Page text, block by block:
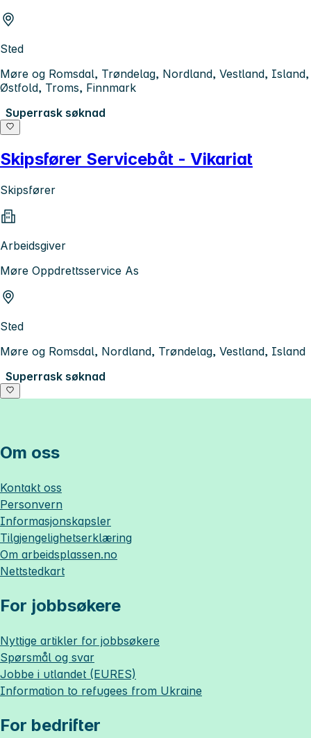
Sted
Møre og Romsdal, Trøndelag, Nordland, Vestland, Island,
Østfold, Troms, Finnmark
Superrask søknad
Skipsfører Servicebåt - Vikariat
Skipsfører
Arbeidsgiver
Møre Oppdrettsservice As
Sted
Møre og Romsdal, Nordland, Trøndelag, Vestland, Island
Superrask søknad
Om oss
Kontakt oss
Personvern
Informasjonskapsler
Tilgjengelighetserklæring
Om arbeidsplassen.no
Nettstedkart
For jobbsøkere
Nyttige artikler for jobbsøkere
Spørsmål og svar
Jobbe i utlandet (EURES)
Information to refugees from Ukraine
For bedrifter